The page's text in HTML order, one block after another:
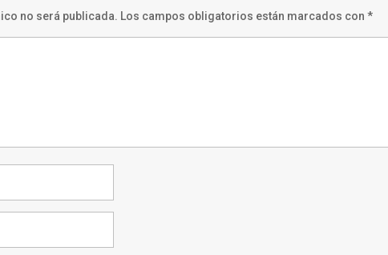
no será publicada. Los campos obligatorios están marcados con*